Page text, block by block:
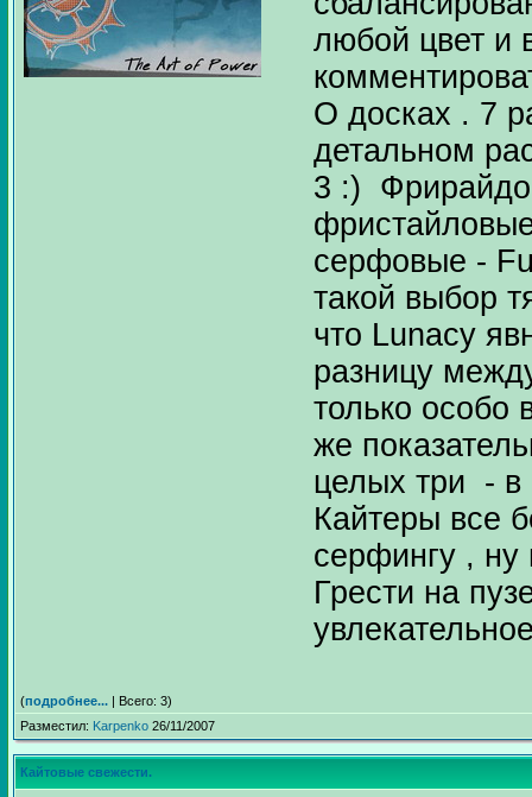
любой цвет и
О досках . 7
детальном
3 :)
серфовые -
такой выбор
что Lunacy
разницу
только
же
целых три - в
Кайтеры все
серфингу ,
Грести на
(подробнее... | Всего: 3)
Разместил: Karpenko 26/11/2007
Кайтовые свежести.